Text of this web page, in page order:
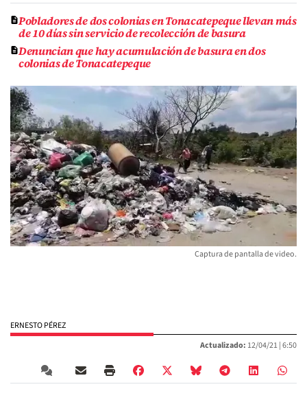
Pobladores de dos colonias en Tonacatepeque llevan más
de 10 días sin servicio de recolección de basura
Denuncian que hay acumulación de basura en dos
colonias de Tonacatepeque
Captura de pantalla de video.
ERNESTO PÉREZ
Actualizado: 12/04/21 |6:50